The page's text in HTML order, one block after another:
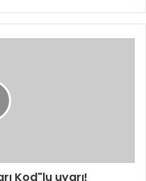
Kod"lu uyarı!